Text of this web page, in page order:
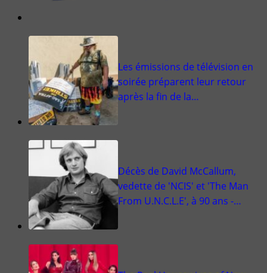
Les émissions de télévision en
soirée préparent leur retour
après la fin de la…
Décès de David McCallum,
vedette de 'NCIS' et 'The Man
From U.N.C.L.E', à 90 ans -…